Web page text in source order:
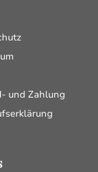
und Zahlung